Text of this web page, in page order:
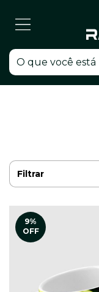
Filtrar
9%
OFF